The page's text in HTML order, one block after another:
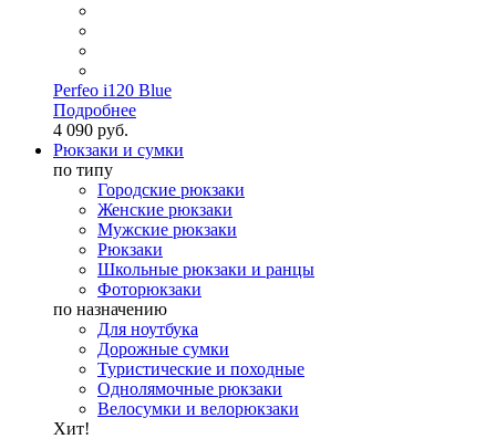
Perfeo i120 Blue
Подробнее
4 090 руб.
Рюкзаки и сумки
по типу
Городские рюкзаки
Женские рюкзаки
Мужские рюкзаки
Рюкзаки
Школьные рюкзаки и ранцы
Фоторюкзаки
по назначению
Для ноутбука
Дорожные сумки
Туристические и походные
Однолямочные рюкзаки
Велосумки и велорюкзаки
Хит!